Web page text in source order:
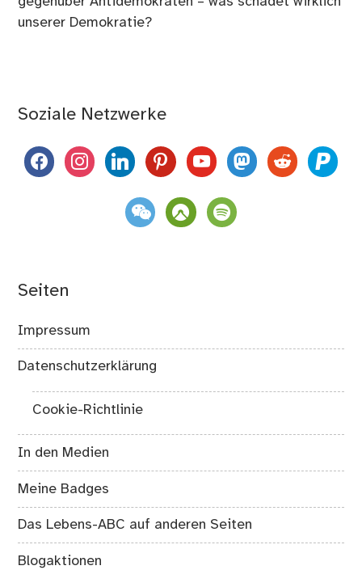
unserer Demokratie?
Soziale Netzwerke
facebookinstagramlinkedinpinterestyoutubemastodon
reddit paypal
weixin komootspotify
Seiten
Impressum
Datenschutzerklärung
Cookie-Richtlinie
In den Medien
Meine Badges
Das Lebens-ABC auf anderen Seiten
Blogaktionen